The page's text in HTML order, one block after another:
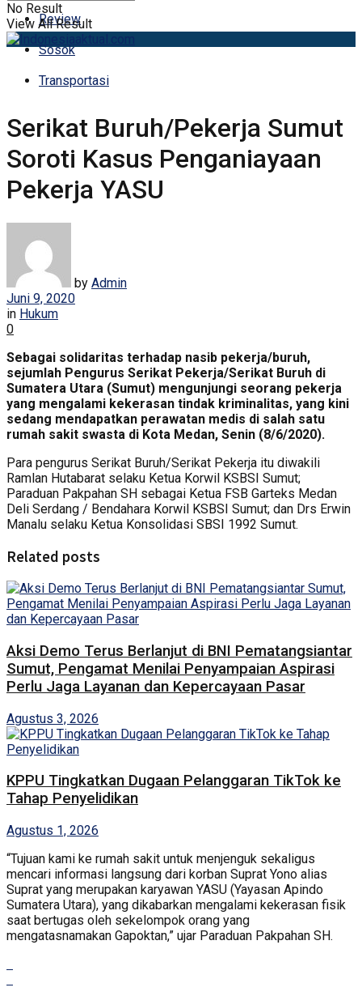
Review
Sosok
Transportasi
No Result
View All Result
Serikat Buruh/Pekerja Sumut
Soroti Kasus Penganiayaan
Pekerja YASU
by Admin
Juni 9, 2020
in Hukum
0
Sebagai solidaritas terhadap nasib pekerja/buruh,
sejumlah Pengurus Serikat Pekerja/Serikat Buruh di
Sumatera Utara (Sumut) mengunjungi seorang pekerja
yang mengalami kekerasan tindak kriminalitas, yang kini
sedang mendapatkan perawatan medis di salah satu
rumah sakit swasta di Kota Medan, Senin (8/6/2020).
Para pengurus Serikat Buruh/Serikat Pekerja itu diwakili
Ramlan Hutabarat selaku Ketua Korwil KSBSI Sumut;
Paraduan Pakpahan SH sebagai Ketua FSB Garteks Medan
Deli Serdang / Bendahara Korwil KSBSI Sumut; dan Drs Erwin
Manalu selaku Ketua Konsolidasi SBSI 1992 Sumut.
Related posts
Aksi Demo Terus Berlanjut di BNI Pematangsiantar
Sumut, Pengamat Menilai Penyampaian Aspirasi
Perlu Jaga Layanan dan Kepercayaan Pasar
Agustus 3, 2026
KPPU Tingkatkan Dugaan Pelanggaran TikTok ke
Tahap Penyelidikan
Agustus 1, 2026
“Tujuan kami ke rumah sakit untuk menjenguk sekaligus
mencari informasi langsung dari korban Suprat Yono alias
Suprat yang merupakan karyawan YASU (Yayasan Apindo
Sumatera Utara), yang dikabarkan mengalami kekerasan fisik
saat bertugas oleh sekelompok orang yang
mengatasnamakan Gapoktan,” ujar Paraduan Pakpahan SH.